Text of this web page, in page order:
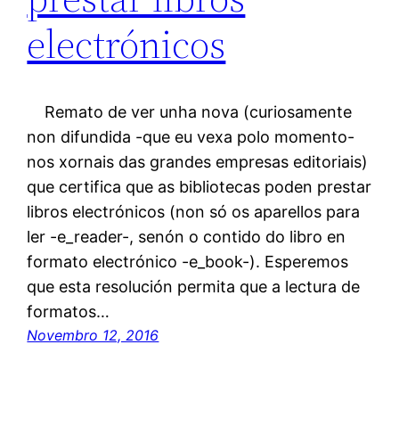
electrónicos
Remato de ver unha nova (curiosamente
non difundida -que eu vexa polo momento-
nos xornais das grandes empresas editoriais)
que certifica que as bibliotecas poden prestar
libros electrónicos (non só os aparellos para
ler -e_reader-, senón o contido do libro en
formato electrónico -e_book-). Esperemos
que esta resolución permita que a lectura de
formatos…
Novembro 12, 2016